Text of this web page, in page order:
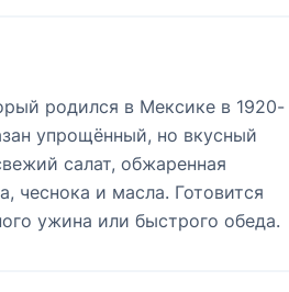
родился в Мексике в 1920-
упрощённый, но вкусный
салат, обжаренная
чеснока и масла. Готовится
ужина или быстрого обеда.